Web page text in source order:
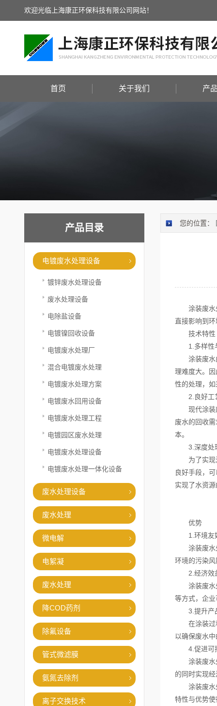
欢迎光临上海康正环保科技有限公司网站！
首页 关于我们 产
产品目录
电镀废水处理设备
镀锌废水处理设备
废水处理设备
电除盐设备
电镀镍回收设备
电镀废水处理厂
混合电镀废水处理
电镀废水处理方案
电镀废水回用设备
电镀废水处理工程
电镀园区废水处理
电镀废水处理设备
电镀废水处理一体化设备
废水处理设备
废水处理
微电解
电絮凝
废水处理
降COD药剂
除氟设备
管式微滤膜
氨氮去除剂
离子交换技术
您的位置：
涂装废水处
直接影响到
技术特性
1.多样性
涂装废水由
理难度大。
性的处理，
2.良好工
现代涂装废
废水的回收
本。
3.深度处
为了实现涂
良好手段，
实现了水资
优势
1.环境友
涂装废水处
环境的污染
2.经济效
涂装废水处
等方式，企
3.提升产
在涂装过程
以确保废水
4.促进可
涂装废水处
的同时实现
涂装废水处
特性与优势